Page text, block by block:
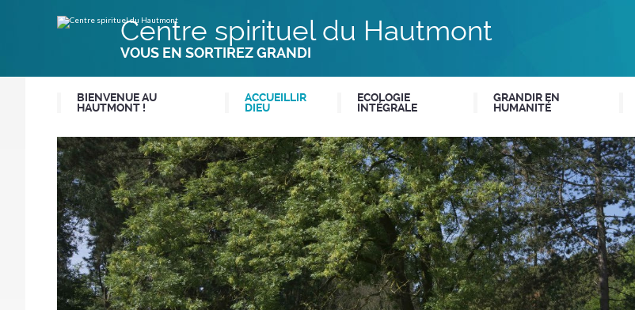
contenu.
Centre spirituel du Hautmont
VOUS EN SORTIREZ GRANDI
BIENVENUE AU
HAUTMONT !
ACCUEILLIR
DIEU
ECOLOGIE
INTÉGRALE
GRANDIR EN
HUMANITÉ